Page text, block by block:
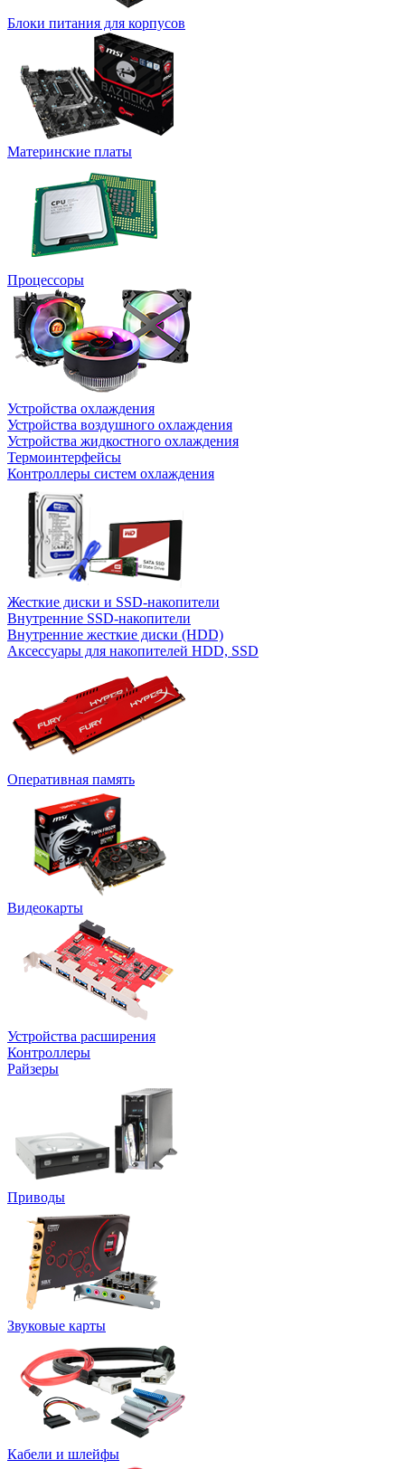
Блоки питания для корпусов
Материнские платы
Процессоры
Устройства охлаждения
Устройства воздушного охлаждения
Устройства жидкостного охлаждения
Термоинтерфейсы
Контроллеры систем охлаждения
Жесткие диски и SSD-накопители
Внутренние SSD-накопители
Внутренние жесткие диски (HDD)
Аксессуары для накопителей HDD, SSD
Оперативная память
Видеокарты
Устройства расширения
Контроллеры
Райзеры
Приводы
Звуковые карты
Кабели и шлейфы